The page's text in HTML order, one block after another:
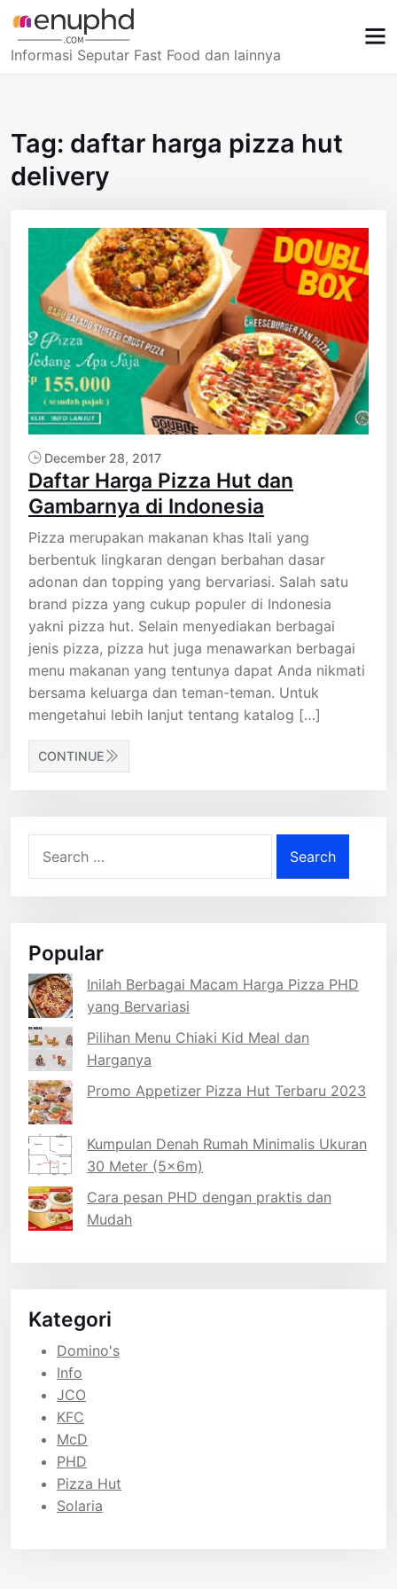
content
Informasi Seputar Fast Food dan lainnya
Tag: daftar harga pizza hut
delivery
December 28, 2017
Daftar Harga Pizza Hut dan
Gambarnya di Indonesia
Pizza merupakan makanan khas Itali yang
berbentuk lingkaran dengan berbahan dasar
adonan dan topping yang bervariasi. Salah satu
brand pizza yang cukup populer di Indonesia
yakni pizza hut. Selain menyediakan berbagai
jenis pizza, pizza hut juga menawarkan berbagai
menu makanan yang tentunya dapat Anda nikmati
bersama keluarga dan teman-teman. Untuk
mengetahui lebih lanjut tentang katalog […]
CONTINUE
for:
Popular
Inilah Berbagai Macam Harga Pizza PHD
yang Bervariasi
Pilihan Menu Chiaki Kid Meal dan
Harganya
Promo Appetizer Pizza Hut Terbaru 2023
Kumpulan Denah Rumah Minimalis Ukuran
30 Meter (5x6m)
Cara pesan PHD dengan praktis dan
Mudah
Kategori
Domino's
Info
JCO
KFC
McD
PHD
Pizza Hut
Solaria